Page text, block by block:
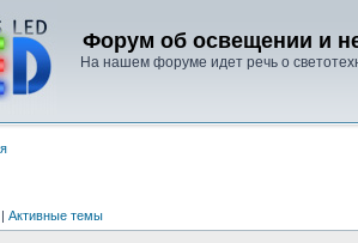
Форум об освещении и
На нашем форуме идет речь о
| Активные темы